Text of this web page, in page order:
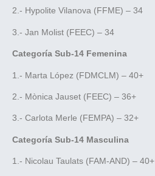
2.- Hypolite Vilanova (FFME) – 34
3.- Jan Molist (FEEC) – 34
Categoría Sub-14 Femenina
1.- Marta López (FDMCLM) – 40+
2.- Mònica Jauset (FEEC) – 36+
3.- Carlota Merle (FEMPA) – 32+
Categoría Sub-14 Masculina
1.- Nicolau Taulats (FAM-AND) – 40+